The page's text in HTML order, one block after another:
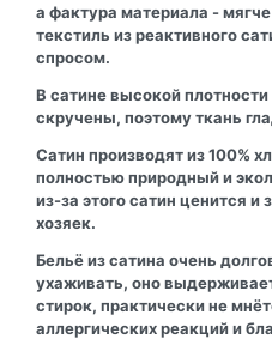
а фактура материала -
текстиль из реактивного
спросом.
В сатине высокой
скручены, поэтому ткань
Сатин производят из 100%
полностью природный и
из-за этого сатин ценится
хозяек.
Бельё из сатина очень
ухаживать, оно
стирок, практически не
аллергических реакций и